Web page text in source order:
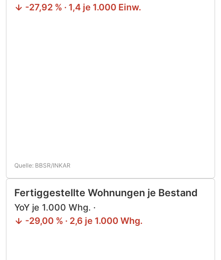
-27,92 % · 1,4 je 1.000 Einw.
Quelle: BBSR/INKAR
Fertiggestellte Wohnungen je Bestand
YoY je 1.000 Whg. ·
-29,00 % · 2,6 je 1.000 Whg.